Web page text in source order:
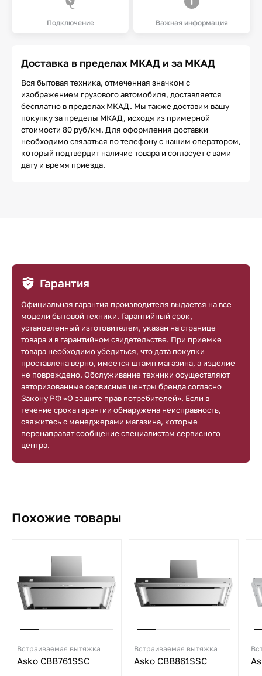
Подключение Важная информация
Доставка в пределах МКАД и за МКАД
Вся бытовая техника, отмеченная значком с
изображением грузового автомобиля, доставляется
бесплатно в пределах МКАД. Мы также доставим вашу
покупку за пределы МКАД, исходя из примерной
стоимости 80 руб/км. Для оформления доставки
необходимо связаться по телефону с нашим оператором,
который подтвердит наличие товара и согласует с вами
дату и время приезда.
Гарантия
Официальная гарантия производителя выдается на все
модели бытовой техники. Гарантийный срок,
установленный изготовителем, указан на странице
товара и в гарантийном свидетельстве. При приемке
товара необходимо убедиться, что дата покупки
проставлена верно, имеется штамп магазина, а изделие
не повреждено. Обслуживание техники осуществляют
авторизованные сервисные центры бренда согласно
Закону РФ «О защите прав потребителей». Если в
течение срока гарантии обнаружена неисправность,
свяжитесь с менеджерами магазина, которые
перенаправят сообщение специалистам сервисного
центра.
Похожие товары
Встраиваемая вытяжка
Asko CBB761SSC
Встраиваемая вытяжка
Asko CBB861SSC